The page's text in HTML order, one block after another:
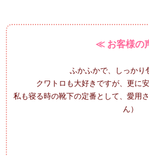
≪ お客様の
ふかふかで、しっかり
クワトロも大好きですが、更に
私も寝る時の靴下の定番として、愛用
ん）